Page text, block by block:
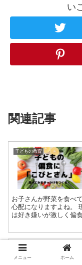
い
関連記事
子どもの教育
お子さんが野菜を食べ
心配になりますよね。 現在中学生になったわが子コイチも、幼い頃
は好き嫌いが激しく偏
子どもの教育
メニュー ホーム